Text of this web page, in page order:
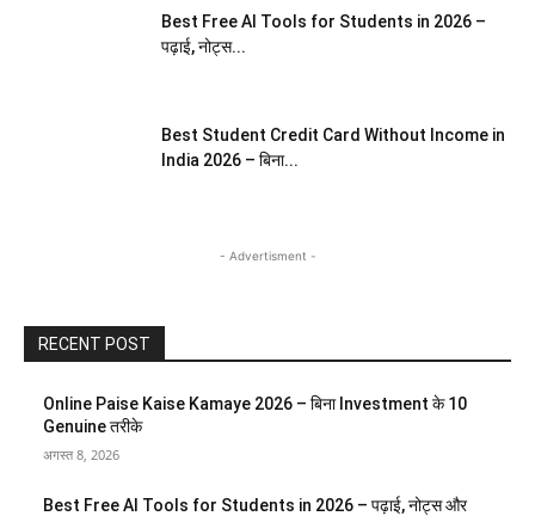
Best Free AI Tools for Students in 2026 –
पढ़ाई, नोट्स...
Best Student Credit Card Without Income in
India 2026 – बिना...
- Advertisment -
RECENT POST
Online Paise Kaise Kamaye 2026 – बिना Investment के 10
Genuine तरीके
अगस्त 8, 2026
Best Free AI Tools for Students in 2026 – पढ़ाई, नोट्स और